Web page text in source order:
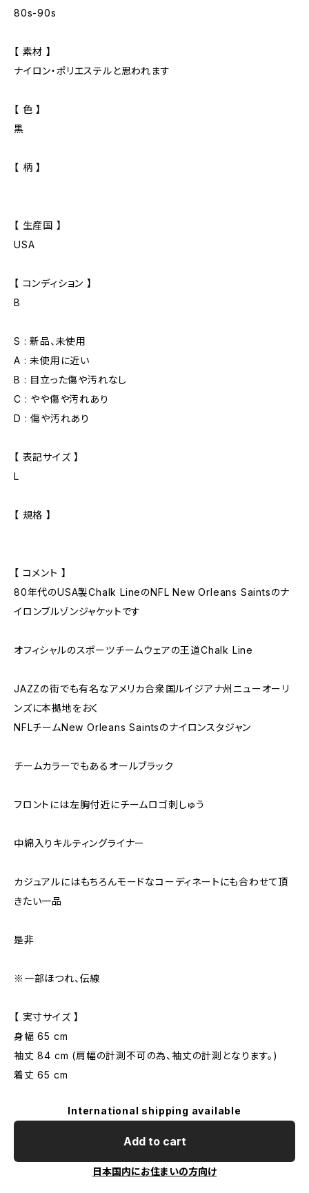
80s-90s
【 素材 】
ナイロン・ポリエステルと思われます
【 色 】
黒
【 柄 】
【 生産国 】
USA
【 コンディション 】
B
S : 新品、未使用
A : 未使用に近い
B : 目立った傷や汚れなし
C : やや傷や汚れあり
D : 傷や汚れあり
【 表記サイズ 】
L
【 規格 】
【 コメント 】
80年代のUSA製Chalk LineのNFL New Orleans Saintsのナ
イロンブルゾンジャケットです
オフィシャルのスポーツチームウェアの王道Chalk Line
JAZZの街でも有名なアメリカ合衆国ルイジアナ州ニューオーリ
ンズに本拠地をおく
NFLチームNew Orleans Saintsのナイロンスタジャン
チームカラーでもあるオールブラック
フロントには左胸付近にチームロゴ刺しゅう
中綿入りキルティングライナー
カジュアルにはもちろんモードなコーディネートにも合わせて頂
きたい一品
是非
※一部ほつれ、伝線
【 実寸サイズ 】
身幅 65 cm
袖丈 84 cm (肩幅の計測不可の為、袖丈の計測となります。)
着丈 65 cm
International shipping available
Add to cart
日本国内にお住まいの方向け